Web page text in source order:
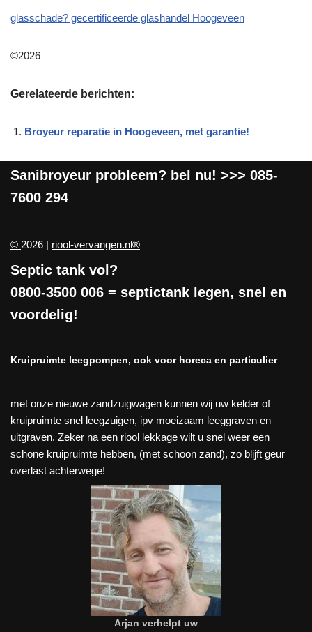
glasschade? gecertificeerde glashandel Hoogeveen
©2026
Gerelateerde berichten:
Broyeur reparatie in Hoogeveen, met garantie!
Sanibroyeur probleem? bel nu! >>> 085-
7600 294
© 2026 | riool-vervangen.nl®
Septic tank vol?
0800-3500 006 = septictank legen, snel en
voordelig!
Kruipruimte leegpompen, ook voor horeca en particulier
met onze nieuwe zandzuigwagen kunnen wij uw kelder of
kruipruimte snel leegzuigen, ipv moeizaam leeggraven en
uitgraven. Zeker na een riool lekkage wilt u snel weer een
schone kruipruimte hebben, (met schoon zand), zo blijft geur
overlast achterwege!
Arjan verhelpt uw